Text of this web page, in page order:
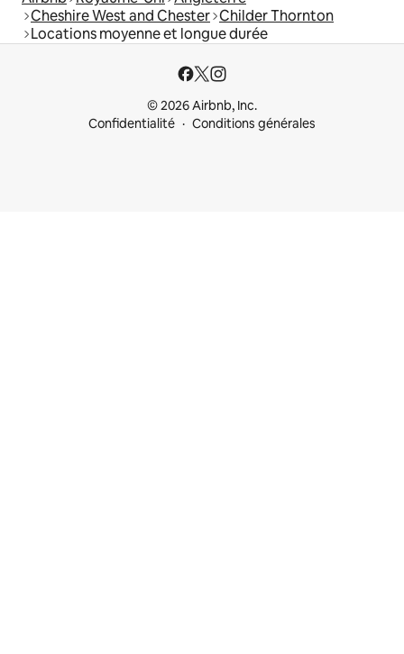
Cheshire West and Chester Childer Thornton
Locations moyenne et longue durée
© 2026 Airbnb, Inc.
Confidentialité
Conditions générales